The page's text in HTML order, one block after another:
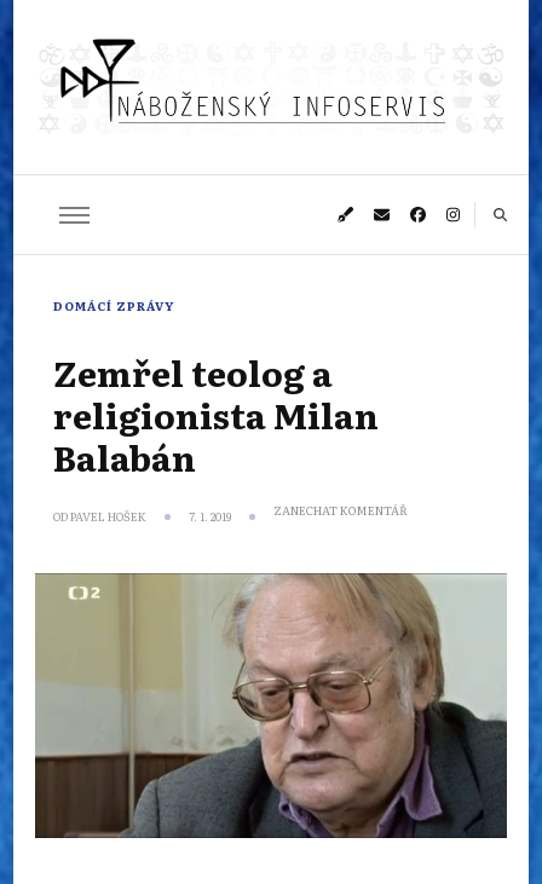
Náboženský
infoservis
DOMÁCÍ ZPRÁVY
Zemřel teolog a
religionista Milan
Balabán
ODPAVEL HOŠEK 7. 1. 2019 ZANECHAT KOMENTÁŘ
RELIGIONISTA
MILAN
BALABÁN